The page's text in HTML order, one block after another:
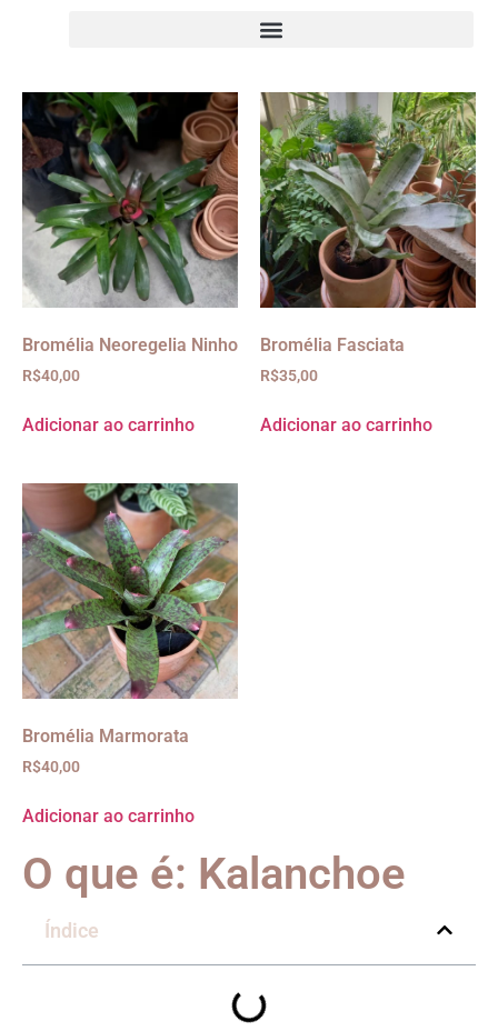
Bromélia Neoregelia Ninho
R$40,00
Adicionar ao carrinho
Bromélia Fasciata
R$35,00
Adicionar ao carrinho
Bromélia Marmorata
R$40,00
Adicionar ao carrinho
O que é: Kalanchoe
Índice